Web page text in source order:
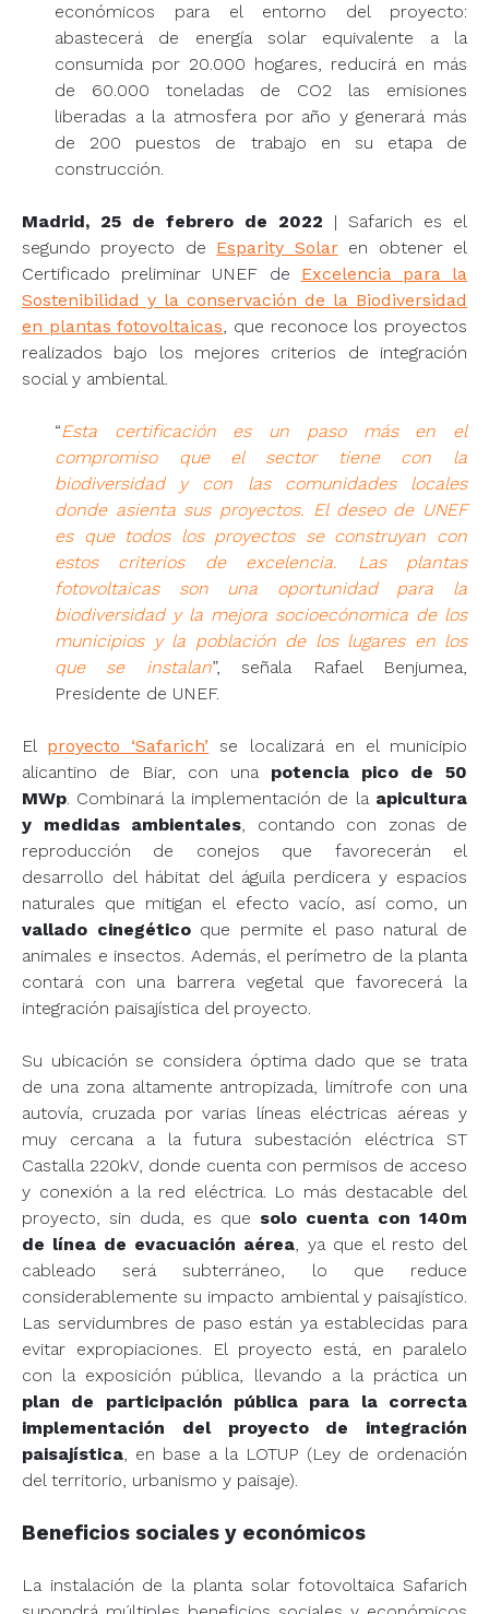
económicos para el entorno del proyecto:
abastecerá de energía solar equivalente a la
consumida por 20.000 hogares, reducirá en más
de 60.000 toneladas de CO2 las emisiones
liberadas a la atmosfera por año y generará más
de 200 puestos de trabajo en su etapa de
construcción.
Madrid, 25 de febrero de 2022 | Safarich es el
segundo proyecto de Esparity Solaren obtener el
Certificado preliminar UNEF de Excelencia para la
Sostenibilidad y la conservación de la Biodiversidad
en plantas fotovoltaicas, que reconoce los proyectos
realizados bajo los mejores criterios de integración
social y ambiental.
“Esta certificación es un paso más en el
compromiso que el sector tiene con la
biodiversidad y con las comunidades locales
donde asienta sus proyectos. El deseo de UNEF
es que todos los proyectos se construyan con
estos criterios de excelencia. Las plantas
fotovoltaicas son una oportunidad para la
biodiversidad y la mejora socioecónomica de los
municipios y la población de los lugares en los
que se instalan”, señala Rafael Benjumea,
Presidente de UNEF.
El proyecto ‘Safarich’ se localizará en el municipio
alicantino de Biar, con una potencia pico de 50
MWp. Combinará la implementación de la apicultura
y medidas ambientales, contando con zonas de
reproducción de conejos que favorecerán el
desarrollo del hábitat del águila perdicera y espacios
naturales que mitigan el efecto vacío, así como, un
vallado cinegéticoque permite el paso natural de
animales e insectos. Además, el perímetro de la planta
contará con una barrera vegetal que favorecerá la
integración paisajística del proyecto.
Su ubicación se considera óptima dado que se trata
de una zona altamente antropizada, limítrofe con una
autovía, cruzada por varias líneas eléctricas aéreas y
muy cercana a la futura subestación eléctrica ST
Castalla 220kV, donde cuenta con permisos de acceso
y conexión a la red eléctrica. Lo más destacable del
proyecto, sin duda, es que solo cuenta con 140m
de línea de evacuación aérea, ya que el resto del
cableado será subterráneo, lo que reduce
considerablemente su impacto ambiental y paisajístico.
Las servidumbres de paso están ya establecidas para
evitar expropiaciones. El proyecto está, en paralelo
con la exposición pública, llevando a la práctica un
plan de participación pública para la correcta
implementación del proyecto de integración
paisajística, en base a la LOTUP (Ley de ordenación
del territorio, urbanismo y paisaje).
Beneficios sociales y económicos
La instalación de la planta solar fotovoltaica Safarich